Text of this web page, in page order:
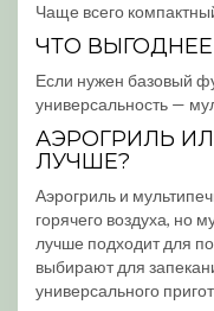
Чаще всего
ЧТО
Если нужен базовый
универсальность —
АЭРОГРИЛЬ
ЛУЧШЕ?
Аэрогриль и
горячего воздуха, но
лучше подходит для
выбирают для
универсального